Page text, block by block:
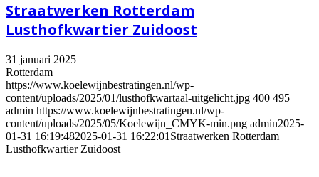
Straatwerken Rotterdam
Lusthofkwartier Zuidoost
31 januari 2025
Rotterdam
https://www.koelewijnbestratingen.nl/wp-
content/uploads/2025/01/lusthofkwartaal-uitgelicht.jpg 400 495
admin https://www.koelewijnbestratingen.nl/wp-
content/uploads/2025/05/Koelewijn_CMYK-min.png admin2025-
01-31 16:19:482025-01-31 16:22:01 Straatwerken Rotterdam
Lusthofkwartier Zuidoost